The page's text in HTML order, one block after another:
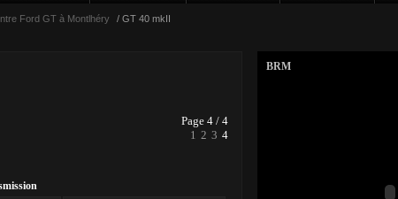
Ford GT à Montlhéry / GT 40 mkII
Page 4 / 4
1 2 3 4
BRM